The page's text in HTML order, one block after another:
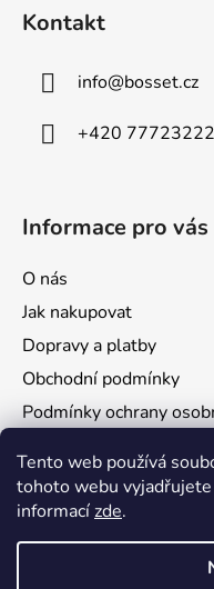
Tento web používá
tohoto webu
informacízde.
Kontakt
info@bosset.cz
+420
Informace pro vás
O nás
Jak nakupovat
Dopravy a platby
Obchodní podmínky
Podmínky ochrany